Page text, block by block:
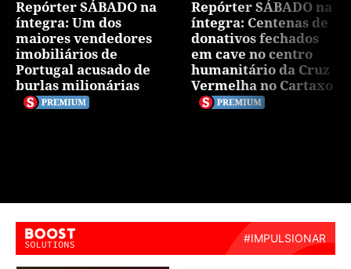
Repórter SÁBADO na
íntegra: Um dos
maiores vendedores
imobiliários de
Portugal acusado de
burlas milionárias
Repórter SÁBADO na
íntegra: Centenas de
donativos fechados
em cave no centro
humanitário da Cruz
Vermelha no Cartaxo